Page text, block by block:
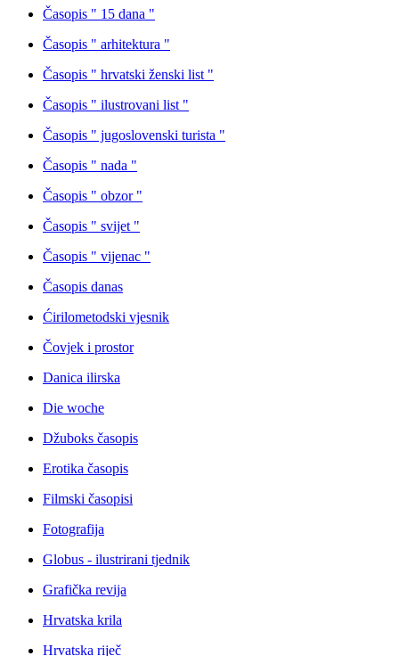
Časopis " 15 dana "
Časopis " arhitektura "
Časopis " hrvatski ženski list "
Časopis " ilustrovani list "
Časopis " jugoslovenski turista "
Časopis " nada "
Časopis " obzor "
Časopis " svijet "
Časopis " vijenac "
Časopis danas
Ćirilometodski vjesnik
Čovjek i prostor
Danica ilirska
Die woche
Džuboks časopis
Erotika časopis
Filmski časopisi
Fotografija
Globus - ilustrirani tjednik
Grafička revija
Hrvatska krila
Hrvatska riječ